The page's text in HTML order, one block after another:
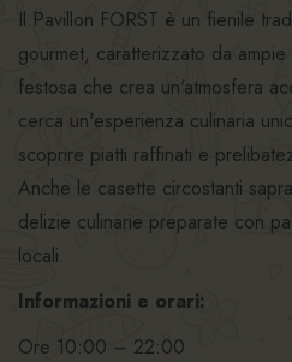
Il Pavillon FORST è un fienile
gourmet, caratterizzato da
festosa che crea un'atmosfera
cerca un'esperienza culinaria
scoprire piatti raffinati e
Anche le casette circostanti
delizie culinarie preparate con
locali.
Informazioni e orari:
Ore 10:00 – 22:00